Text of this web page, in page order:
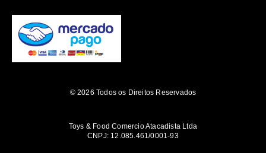
© 2026 Todos os Direitos Reservados
Toys & Food Comercio Atacadista Ltda
CNPJ: 12.085.461/0001-93